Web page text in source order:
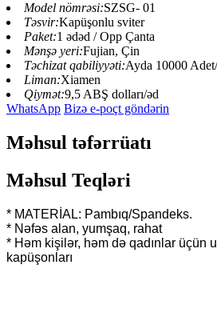
Model nömrəsi:SZSG- 01
Təsvir:Kapüşonlu sviter
Paket:1 ədəd / Opp Çanta
Mənşə yeri:Fujian, Çin
Təchizat qabiliyyəti:Ayda 10000
Liman:Xiamen
Qiymət:9,5 ABŞ dolları/əd
WhatsApp Bizə e-poçt göndərin
Məhsul təfərrüatı
Məhsul Teqləri
* MATERİAL: Pambıq/Spandeks.
* Nəfəs alan, yumşaq, rahat
* Həm kişilər, həm də qadınlar üçün
kapüşonları